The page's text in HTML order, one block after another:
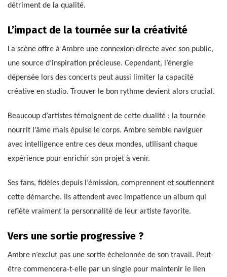
détriment de la qualité.
L’impact de la tournée sur la créativité
La scène offre à Ambre une connexion directe avec son public,
une source d’inspiration précieuse. Cependant, l’énergie
dépensée lors des concerts peut aussi limiter la capacité
créative en studio. Trouver le bon rythme devient alors crucial.
Beaucoup d’artistes témoignent de cette dualité : la tournée
nourrit l’âme mais épuise le corps. Ambre semble naviguer
avec intelligence entre ces deux mondes, utilisant chaque
expérience pour enrichir son projet à venir.
Ses fans, fidèles depuis l’émission, comprennent et soutiennent
cette démarche. Ils attendent avec impatience un album qui
reflète vraiment la personnalité de leur artiste favorite.
Vers une sortie progressive ?
Ambre n’exclut pas une sortie échelonnée de son travail. Peut-
être commencera-t-elle par un single pour maintenir le lien